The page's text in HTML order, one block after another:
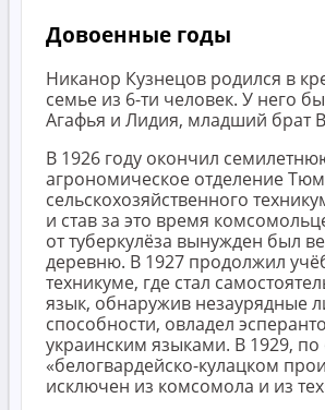
Довоенные годы
Никанор Кузнецов родился в
семье из 6-ти человек. У него
Агафья и Лидия, младший брат
В 1926 году окончил
агрономическое отделение
сельскохозяйственного
и став за это время
от туберкулёза вынужден был
деревню. В 1927 продолжил
техникуме, где стал
язык, обнаружив незаурядные
способности, овладел
украинским языками. В 1929,
«белогвардейско-кулацком
исключен из комсомола и из